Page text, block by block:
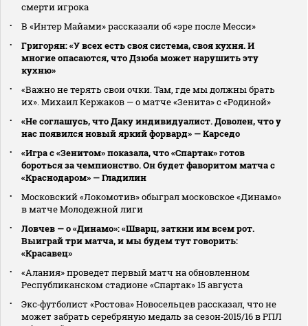
смерти игрока
В «Интер Майами» рассказали об «эре после Месси»
Григорян: «У всех есть своя система, своя кухня. И
многие опасаются, что Дзюба может нарушить эту
кухню»
«Важно не терять свои очки. Там, где мы должны брать
их». Михаил Кержаков — о матче «Зенита» с «Родиной»
«Не соглашусь, что Даку индивидуалист. Доволен, что у
нас появился новый яркий форвард» — Карседо
«Игра с «Зенитом» показала, что «Спартак» готов
бороться за чемпионство. Он будет фаворитом матча с
«Краснодаром» — Гладилин
Московский «Локомотив» обыграл московское «Динамо»
в матче Молодежной лиги
Ловчев — о «Динамо»: «Шварц, заткни им всем рот.
Выиграй три матча, и мы будем тут говорить:
«Красавец»
«Алания» проведет первый матч на обновленном
Республиканском стадионе «Спартак» 15 августа
Экс‑футболист «Ростова» Новосельцев рассказал, что не
может забрать серебряную медаль за сезон‑2015/16 в РПЛ